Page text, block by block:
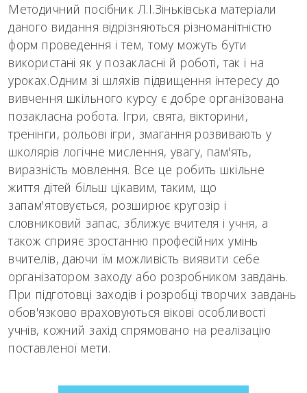
Методичний посібник Л.І.Зіньківська матеріали
даного видання відрізняються різноманітністю
форм проведення і тем, тому можуть бути
використані як у позакласні й роботі, так і на
уроках.Одним зі шляхів підвищення інтересу до
вивчення шкільного курсу є добре організована
позакласна робота. Ігри, свята, вікторини,
тренінги, рольові ігри, змагання розвивають у
школярів логічне мислення, увагу, пам'ять,
виразність мовлення. Все це робить шкільне
життя дітей більш цікавим, таким, що
запам'ятовується, розширює кругозір і
словниковий запас, зближує вчителя і учня, а
також сприяє зростанню професійних умінь
вчителів, даючи їм можливість виявити себе
організатором заходу або розробником завдань.
При підготовці заходів і розробці творчих завдань
обов'язково враховуються вікові особливості
учнів, кожний захід спрямовано на реалізацію
поставленої мети.